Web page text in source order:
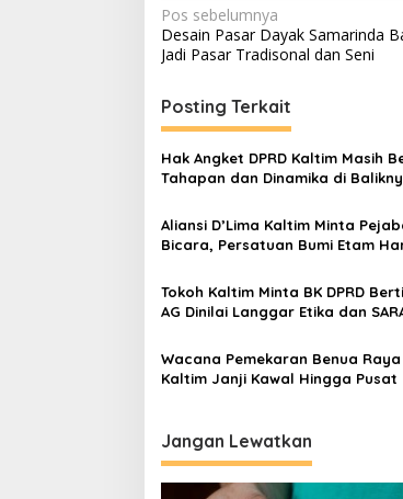
Navigasi
pos
Pos sebelumnya
Desain Pasar Dayak Samarinda
Jadi Pasar Tradisonal dan Seni
Posting Terkait
Hak Angket DPRD Kaltim Masih
Tahapan dan Dinamika di
Aliansi D’Lima Kaltim Minta
Bicara, Persatuan Bumi Etam
Tokoh Kaltim Minta BK DPRD
AG Dinilai Langgar Etika dan
Wacana Pemekaran Benua Raya
Kaltim Janji Kawal Hingga Pusat
Jangan Lewatkan